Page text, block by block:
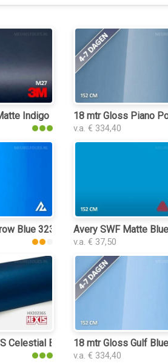
Indigo interieurfolie18 mtr Gloss Piano
v.a. € 334,40
Blue 3239 interieurfolie
Avery SWF Matte
v.a. € 37,50
Celestial Blue Satin interieurfolie
18 mtr Gloss Gulf
v.a. € 334,40